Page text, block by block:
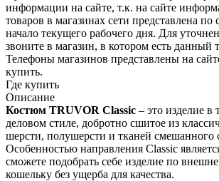
информации на сайте, т.к. на сайте
товаров в маг­азинах сети представ­лена по
начало текущего раб­очего дня. Для
звоните в магазин, в котором есть дан­ный
Телефоны магазинов представлены на
купить.
Где купить
Описание
Костюм TRUVOR Classic – это изделие
деловом стиле, добротно сшитое из
шерсти, полушерсти и тканей смешанного
Особенностью направления Classic
сможете подобрать себе изделие по
кошельку без ущерба для качества.